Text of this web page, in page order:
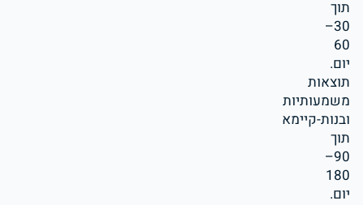
תוך
30–
60
יום.
תוצאות
משמעותיות
ובנות-קיימא
תוך
90–
180
יום.